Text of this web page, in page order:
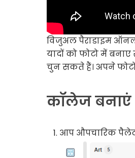
विजुअल पैराडाइम
यादों को फोटो में
चुन सकते हैं। अपने
कॉलेज बनाएं
आप औपचारिक